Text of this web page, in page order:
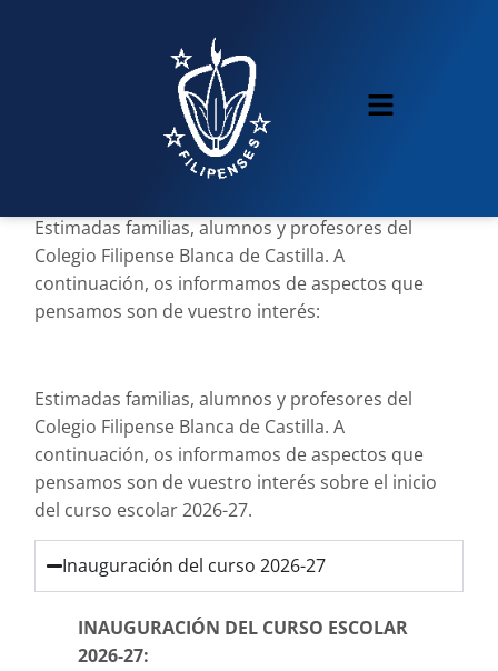
Estimadas familias, alumnos y profesores del
Colegio Filipense Blanca de Castilla. A
continuación, os informamos de aspectos que
pensamos son de vuestro interés:
Estimadas familias, alumnos y profesores del
Colegio Filipense Blanca de Castilla. A
continuación, os informamos de aspectos que
pensamos son de vuestro interés sobre el inicio
del curso escolar 2026-27.
Inauguración del curso 2026-27
INAUGURACIÓN DEL CURSO ESCOLAR
2026-27: